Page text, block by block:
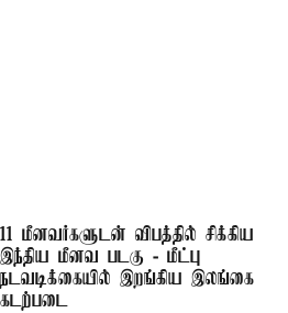
11 மீனவர்களுடன் விபத்தில் சிக்கிய
இந்திய மீனவ படகு - மீட்பு
நடவடிக்கையில் இறங்கிய இலங்கை
கடற்படை